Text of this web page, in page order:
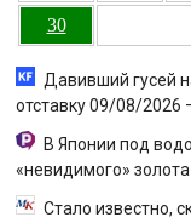
30
Давивший гусей
отставку 09/08/2026
В Японии под
«невидимого» золота
Стало известно,